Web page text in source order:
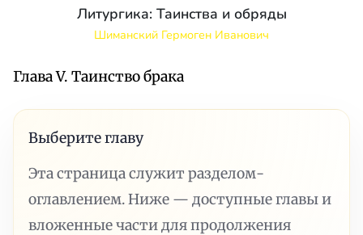
Литургика: Таинства и обряды
Шиманский Гермоген Иванович
Глава V. Таинство брака
Выберите главу
Эта страница служит разделом-
оглавлением. Ниже — доступные главы и
вложенные части для продолжения